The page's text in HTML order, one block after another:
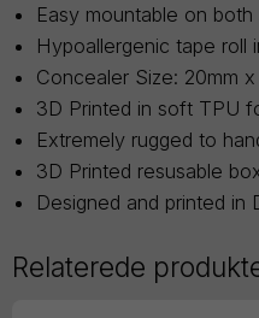
Easy mountable on
Hypoallergenic tape roll
Concealer Size: 20mm
3D Printed in soft TPU
Extremely rugged to
3D Printed resusable
Designed and printed in
Relaterede